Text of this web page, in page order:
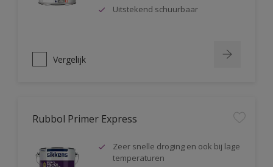
Uitstekend schuurbaar
Vergelijk
Rubbol Primer Express
Zeer snelle droging en ook bij lage
temperaturen